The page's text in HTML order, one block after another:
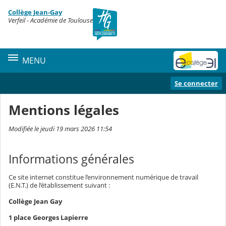
Contenu
Collège Jean-Gay
Verfeil - Académie de Toulouse
MENU
Se connecter
Mentions légales
Modifiée le jeudi 19 mars 2026 11:54
Informations générales
Ce site internet constitue l’environnement numérique de travail
(E.N.T.) de l’établissement suivant :
Collège Jean Gay
1 place Georges Lapierre